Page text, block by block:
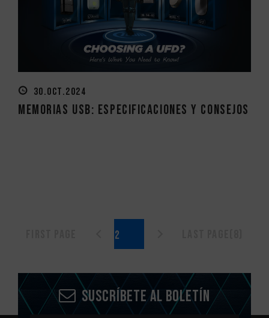
30.OCT.2024
Memorias USB: Especificaciones y consejos
Suscríbete al boletín